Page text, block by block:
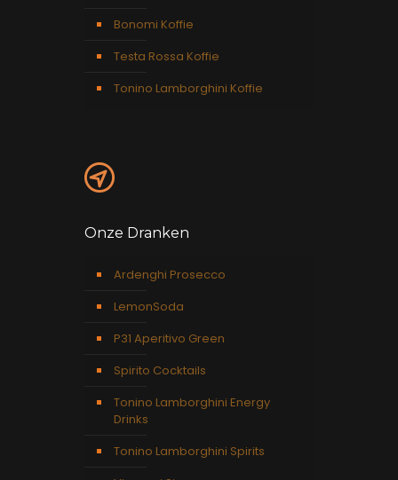
Bonomi Koffie
Testa Rossa Koffie
Tonino Lamborghini Koffie
Onze Dranken
Ardenghi Prosecco
LemonSoda
P31 Aperitivo Green
Spirito Cocktails
Tonino Lamborghini Energy
Drinks
Tonino Lamborghini Spirits